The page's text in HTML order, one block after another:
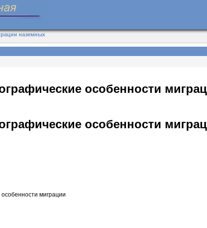
наземных
особенности
особенности
миграции